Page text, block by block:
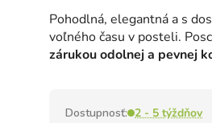
produktu
je
0,0
hviezdičiek.
Pohodlná, elegantná a s
voľného času v posteli.
zárukou odolnej a pevnej
Dostupnosť: 2 - 5 týždňov